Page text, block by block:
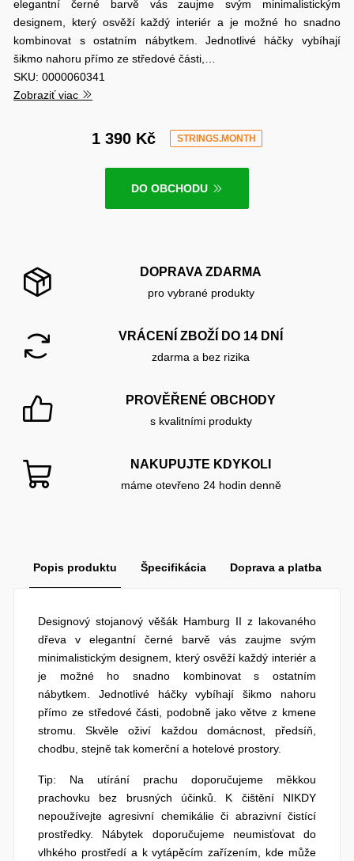
elegantní černé barvě vás zaujme svým minimalistickým
designem, který osvěží každý interiér a je možné ho snadno
kombinovat s ostatním nábytkem. Jednotlivé háčky vybíhají
šikmo nahoru přímo ze středové části,…
SKU: 0000060341
Zobraziť viac
1 390 Kč STRINGS.MONTH
DO OBCHODU
DOPRAVA ZDARMA
pro vybrané produkty
VRÁCENÍ ZBOŽÍ DO 14 DNÍ
zdarma a bez rizika
PROVĚŘENÉ OBCHODY
s kvalitními produkty
NAKUPUJTE KDYKOLI
máme otevřeno 24 hodin denně
Popis produktu Špecifikácia Doprava a platba
Designový stojanový věšák Hamburg II z lakovaného
dřeva v elegantní černé barvě vás zaujme svým
minimalistickým designem, který osvěží každý interiér a
je možné ho snadno kombinovat s ostatním
nábytkem. Jednotlivé háčky vybíhají šikmo nahoru
přímo ze středové části, podobně jako větve z kmene
stromu. Skvěle oživí každou domácnost, předsíň,
chodbu, stejně tak komerční a hotelové prostory.
Tip: Na utírání prachu doporučujeme měkkou
prachovku bez brusných účinků. K čištění NIKDY
nepoužívejte agresivní chemikálie či abrazivní čistící
prostředky. Nábytek doporučujeme neumisťovat do
vlhkého prostředí a k vytápěcím zařízením, kde může